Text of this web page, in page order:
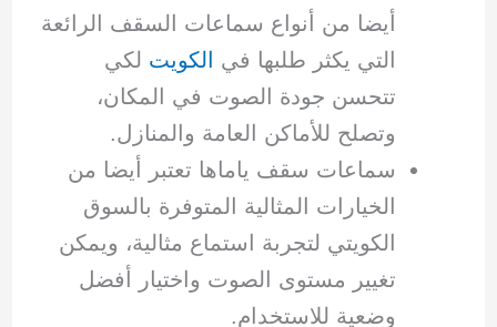
أيضا من أنواع سماعات السقف الرائعة
التي يكثر طلبها في
الكويت لكي
تتحسن جودة الصوت في المكان،
وتصلح للأماكن العامة والمنازل.
سماعات سقف ياماها تعتبر أيضا من
الخيارات المثالية المتوفرة بالسوق
الكويتي لتجربة استماع مثالية، ويمكن
تغيير مستوى الصوت واختيار أفضل
وضعية للاستخدام.